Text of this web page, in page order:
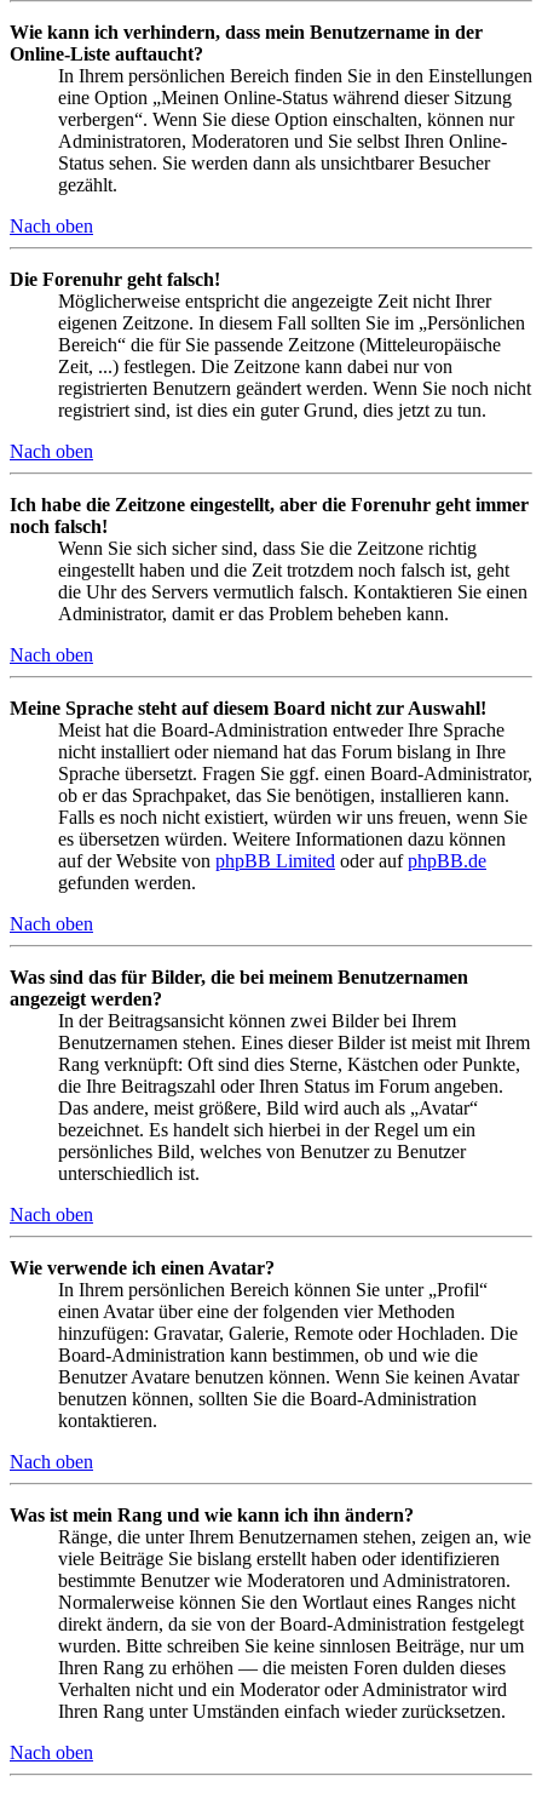
Wie kann ich verhindern, dass mein Benutzername in der
Online-Liste auftaucht?
In Ihrem persönlichen Bereich finden Sie in den Einstellungen
eine Option „Meinen Online-Status während dieser Sitzung
verbergen“. Wenn Sie diese Option einschalten, können nur
Administratoren, Moderatoren und Sie selbst Ihren Online-
Status sehen. Sie werden dann als unsichtbarer Besucher
gezählt.
Nach oben
Die Forenuhr geht falsch!
Möglicherweise entspricht die angezeigte Zeit nicht Ihrer
eigenen Zeitzone. In diesem Fall sollten Sie im „Persönlichen
Bereich“ die für Sie passende Zeitzone (Mitteleuropäische
Zeit, ...) festlegen. Die Zeitzone kann dabei nur von
registrierten Benutzern geändert werden. Wenn Sie noch nicht
registriert sind, ist dies ein guter Grund, dies jetzt zu tun.
Nach oben
Ich habe die Zeitzone eingestellt, aber die Forenuhr geht immer
noch falsch!
Wenn Sie sich sicher sind, dass Sie die Zeitzone richtig
eingestellt haben und die Zeit trotzdem noch falsch ist, geht
die Uhr des Servers vermutlich falsch. Kontaktieren Sie einen
Administrator, damit er das Problem beheben kann.
Nach oben
Meine Sprache steht auf diesem Board nicht zur Auswahl!
Meist hat die Board-Administration entweder Ihre Sprache
nicht installiert oder niemand hat das Forum bislang in Ihre
Sprache übersetzt. Fragen Sie ggf. einen Board-Administrator,
ob er das Sprachpaket, das Sie benötigen, installieren kann.
Falls es noch nicht existiert, würden wir uns freuen, wenn Sie
es übersetzen würden. Weitere Informationen dazu können
auf der Website von phpBB Limited oder aufphpBB.de
gefunden werden.
Nach oben
Was sind das für Bilder, die bei meinem Benutzernamen
angezeigt werden?
In der Beitragsansicht können zwei Bilder bei Ihrem
Benutzernamen stehen. Eines dieser Bilder ist meist mit Ihrem
Rang verknüpft: Oft sind dies Sterne, Kästchen oder Punkte,
die Ihre Beitragszahl oder Ihren Status im Forum angeben.
Das andere, meist größere, Bild wird auch als „Avatar“
bezeichnet. Es handelt sich hierbei in der Regel um ein
persönliches Bild, welches von Benutzer zu Benutzer
unterschiedlich ist.
Nach oben
Wie verwende ich einen Avatar?
In Ihrem persönlichen Bereich können Sie unter „Profil“
einen Avatar über eine der folgenden vier Methoden
hinzufügen: Gravatar, Galerie, Remote oder Hochladen. Die
Board-Administration kann bestimmen, ob und wie die
Benutzer Avatare benutzen können. Wenn Sie keinen Avatar
benutzen können, sollten Sie die Board-Administration
kontaktieren.
Nach oben
Was ist mein Rang und wie kann ich ihn ändern?
Ränge, die unter Ihrem Benutzernamen stehen, zeigen an, wie
viele Beiträge Sie bislang erstellt haben oder identifizieren
bestimmte Benutzer wie Moderatoren und Administratoren.
Normalerweise können Sie den Wortlaut eines Ranges nicht
direkt ändern, da sie von der Board-Administration festgelegt
wurden. Bitte schreiben Sie keine sinnlosen Beiträge, nur um
Ihren Rang zu erhöhen — die meisten Foren dulden dieses
Verhalten nicht und ein Moderator oder Administrator wird
Ihren Rang unter Umständen einfach wieder zurücksetzen.
Nach oben